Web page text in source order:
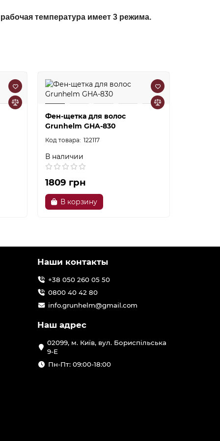
температура имеет 3 режима.
Фен-щетка для волос
Grunhelm GHA-830
122117
В наличии
1809 грн
В корзину
Наши контакты
+38 050 260 05 50
0800 40 42 80
info.grunhelm@gmail.com
Наш адрес
02099, м. Київ, вул. Бориспільська
9-Е
Пн-Пт: 09:00-18:00